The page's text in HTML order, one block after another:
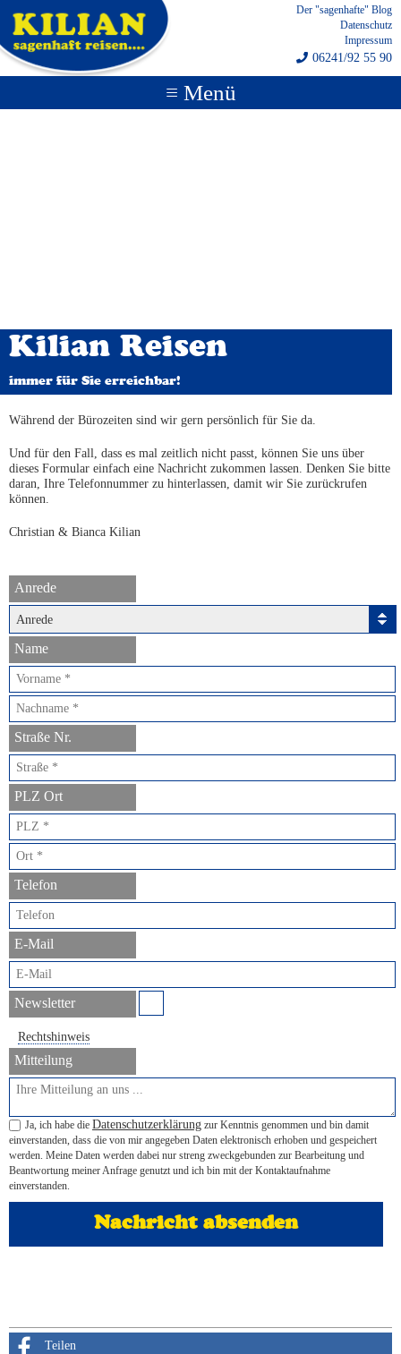
Der "sagenhafte" Blog
Datenschutz
Impressum
06241/92 55 90
≡ Menü
Kilian Reisen
immer für Sie erreichbar!
Während der Bürozeiten sind wir gern persönlich für Sie da.
Und für den Fall, dass es mal zeitlich nicht passt, können Sie uns über
dieses Formular einfach eine Nachricht zukommen lassen. Denken Sie bitte
daran, Ihre Telefonnummer zu hinterlassen, damit wir Sie zurückrufen
können.
Christian & Bianca Kilian
Anrede
Anrede
Name
Straße Nr.
PLZ Ort
Telefon
E-Mail
Newsletter
Rechtshinweis
Mitteilung
Ja, ich habe die Datenschutzerklärung zur Kenntnis genommen und bin damit
einverstanden, dass die von mir angegeben Daten elektronisch erhoben und gespeichert
werden. Meine Daten werden dabei nur streng zweckgebunden zur Bearbeitung und
Beantwortung meiner Anfrage genutzt und ich bin mit der Kontaktaufnahme
einverstanden.
Teilen